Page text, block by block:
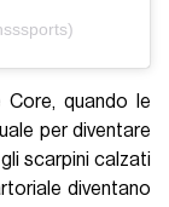
quando le
per diventare
scarpini calzati
diventano